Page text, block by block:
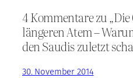
4 Kommentare zu „Die
längeren Atem –
den Saudis zuletzt
30. November 2014